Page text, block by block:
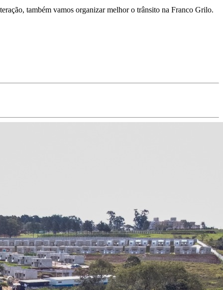
também vamos organizar melhor o trânsito na Franco Grilo.